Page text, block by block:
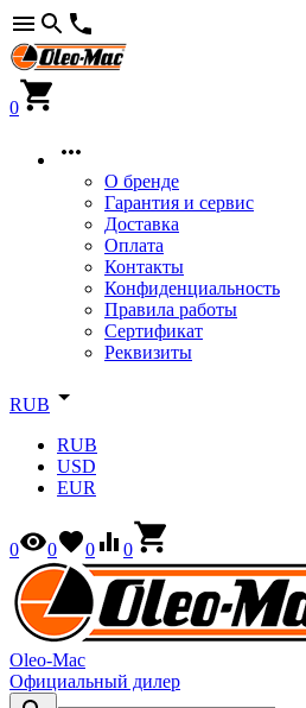
0
О бренде
Гарантия и сервис
Доставка
Оплата
Контакты
Конфиденциальность
Правила работы
Сертификат
Реквизиты
RUB
RUB
USD
EUR
0 0 0 0
Oleo-Mac
Официальный дилер